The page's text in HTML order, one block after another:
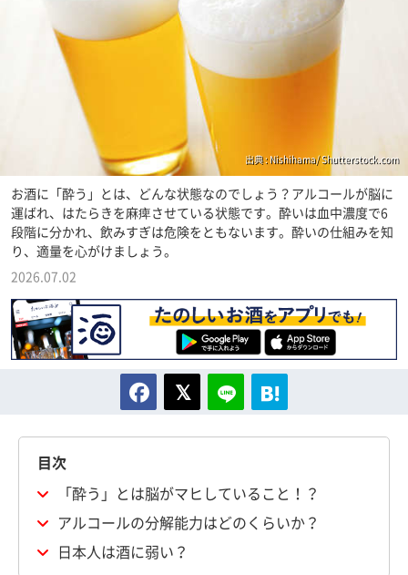
出典 : Nishihama/ Shutterstock.com
お酒に「酔う」とは、どんな状態なのでしょう？アルコールが脳に
運ばれ、はたらきを麻痺させている状態です。酔いは血中濃度で6
段階に分かれ、飲みすぎは危険をともないます。酔いの仕組みを知
り、適量を心がけましょう。
2026.07.02
目次
「酔う」とは脳がマヒしていること！？
アルコールの分解能力はどのくらいか？
日本人は酒に弱い？